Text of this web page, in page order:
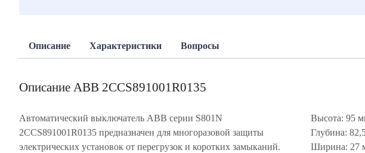
Описание Характеристики Вопросы
Описание ABB 2CCS891001R0135
Автоматический выключатель ABB серии S801N
2CCS891001R0135 предназначен для многоразовой защиты
электрических установок от перегрузок и коротких замыканий.
Высота: 95
Глубина:
Ширина: 27